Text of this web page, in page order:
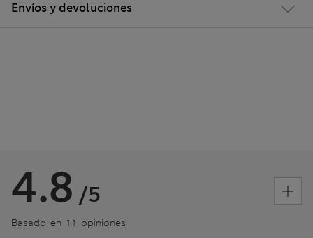
Envíos y devoluciones
4.8 /5
Basado en 11 opiniones